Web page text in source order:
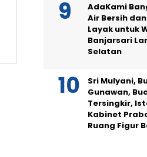
AdaKami
Air Bersih
Layak untuk
Banjarsari
Selatan
Sri Mulyani,
Gunawan,
Tersingkir,
Kabinet
Ruang Figur